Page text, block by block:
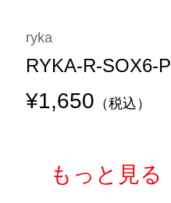
ryka
RYKA-R-SOX6-
¥1,650 （税込）
もっと見る